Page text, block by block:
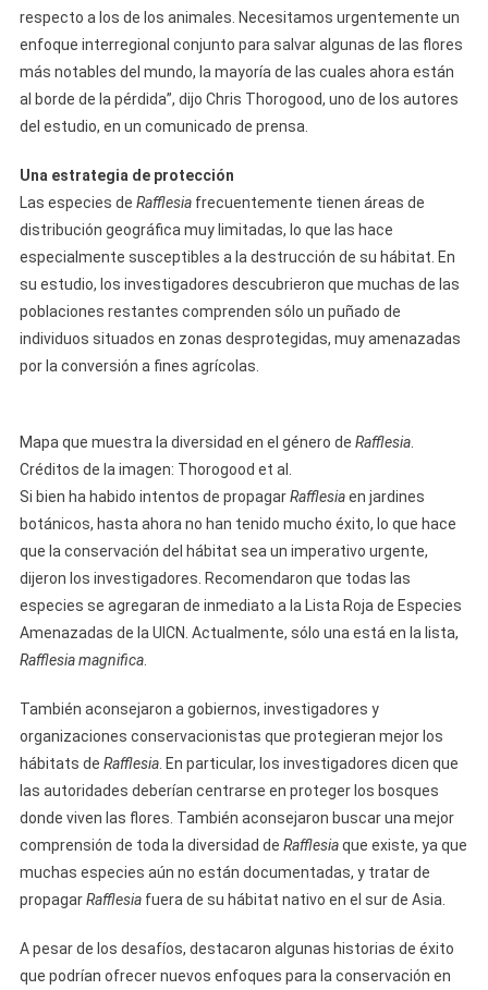
respecto a los de los animales. Necesitamos urgentemente un
enfoque interregional conjunto para salvar algunas de las flores
más notables del mundo, la mayoría de las cuales ahora están
al borde de la pérdida”, dijo Chris Thorogood, uno de los autores
del estudio, en un comunicado de prensa.
Una estrategia de protección
Las especies de Rafflesia frecuentemente tienen áreas de
distribución geográfica muy limitadas, lo que las hace
especialmente susceptibles a la destrucción de su hábitat. En
su estudio, los investigadores descubrieron que muchas de las
poblaciones restantes comprenden sólo un puñado de
individuos situados en zonas desprotegidas, muy amenazadas
por la conversión a fines agrícolas.
Mapa que muestra la diversidad en el género de Rafflesia.
Créditos de la imagen: Thorogood et al.
Si bien ha habido intentos de propagarRafflesiaen jardines
botánicos, hasta ahora no han tenido mucho éxito, lo que hace
que la conservación del hábitat sea un imperativo urgente,
dijeron los investigadores. Recomendaron que todas las
especies se agregaran de inmediato a la Lista Roja de Especies
Amenazadas de la UICN. Actualmente, sólo una está en la lista,
Rafflesia magnifica.
También aconsejaron a gobiernos, investigadores y
organizaciones conservacionistas que protegieran mejor los
hábitats de Rafflesia. En particular, los investigadores dicen que
las autoridades deberían centrarse en proteger los bosques
donde viven las flores. También aconsejaron buscar una mejor
comprensión de toda la diversidad de Rafflesiaque existe, ya que
muchas especies aún no están documentadas, y tratar de
propagarRafflesia fuera de su hábitat nativo en el sur de Asia.
A pesar de los desafíos, destacaron algunas historias de éxito
que podrían ofrecer nuevos enfoques para la conservación en